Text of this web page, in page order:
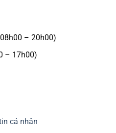
– 20h00)
– 17h00)
cá nhân